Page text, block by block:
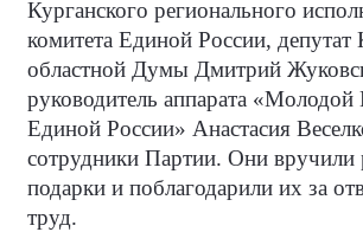
Курганского регионального
комитета Единой России, депутат
областной Думы Дмитрий
руководитель аппарата «Молодой
Единой России» Анастасия
сотрудники Партии. Они
подарки и поблагодарили их за
труд.